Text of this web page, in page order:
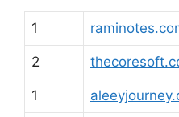
1
2
1